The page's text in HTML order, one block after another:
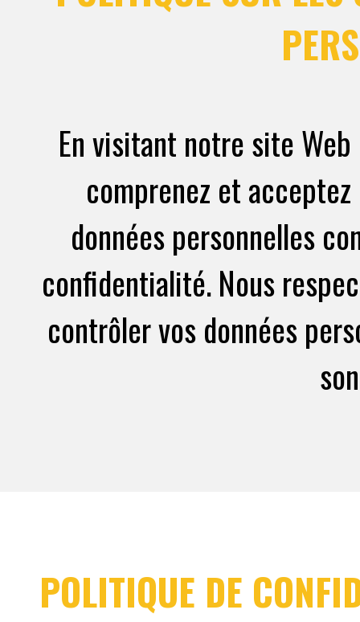
En visitant notre site
comprenez et
données personnelles
confidentialité. Nous
contrôler vos données
POLITIQUE DE